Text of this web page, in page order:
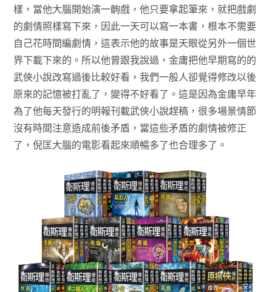
樣，當他大腦開始演一齣戲，他只要拿起筆來，就把戲劇
的劇情照樣寫下來，因此一天可以寫一本書，根本不需要
自己花時間編劇情，這表示他的故事是天眼從另外一個世
界下載下來的。所以他曾跟我說過，金庸把他早期寫的的
武俠小說改寫過後比較好看，我們一般人卻覺得修改以後
原來的記憶被打亂了，變得不好看了。這是因為金庸早年
為了他每天發行的明報刊載武俠小說趕稿，很多場景情節
沒有時間注意造成前後矛盾，當這些矛盾的劇情被修正
了，倪匡大腦的電影看起來順暢多了也合理多了。